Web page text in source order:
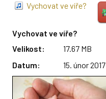
Vychovat ve víře?
Vychovat ve víře?
Velikost:
17.67 MB
Datum:
15. únor 2017